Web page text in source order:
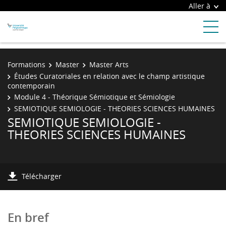
Aller à
Formations Master
Master Arts
Études Curatoriales en relation avec le champ artistique
contemporain
Module 4 - Théorique Sémiotique et Sémiologie
SEMIOTIQUE SEMIOLOGIE - THEORIES SCIENCES HUMAINES
SEMIOTIQUE SEMIOLOGIE -
THEORIES SCIENCES HUMAINES
Télécharger
En bref